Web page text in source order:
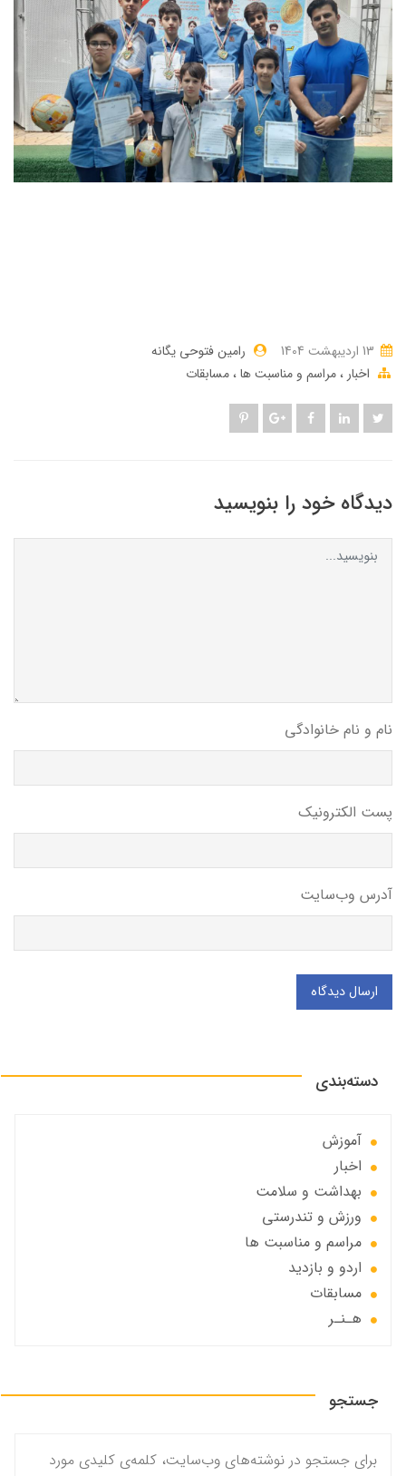
رامین فتوحی یگانه
اخبار مراسم و مناسبت ها مسابقات
دیدگاه خود را بنویسید
نام و نام خانوادگی
پست الکترونیک
آدرس وب‌سایت
ارسال دیدگاه
دسته‌بندی
آموزش
اخبار
بهداشت و سلامت
ورزش و تندرستی
مراسم و مناسبت ها
اردو و بازدید
مسابقات
هـنـر
جستجو
برای جستجو در نوشته‌های وب‌سایت، کلمه‌ی کلیدی مورد